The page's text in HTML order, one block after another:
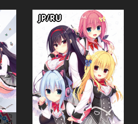
JP/RU